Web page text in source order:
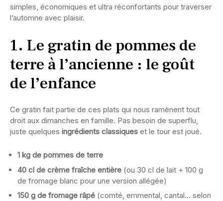
simples, économiques et ultra réconfortants pour traverser
l’automne avec plaisir.
1. Le gratin de pommes de
terre à l’ancienne : le goût
de l’enfance
Ce gratin fait partie de ces plats qui nous ramènent tout
droit aux dimanches en famille. Pas besoin de superflu,
juste quelques ingrédients classiques et le tour est joué.
1 kg de pommes de terre
40 cl de crème fraîche entière (ou 30 cl de lait + 100 g
de fromage blanc pour une version allégée)
150 g de fromage râpé (comté, emmental, cantal… selon